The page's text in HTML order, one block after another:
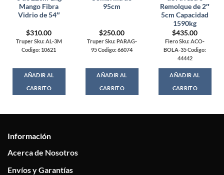
Mango Fibra
Vidrio de 54″
$310.00
Truper Sku: AL-3M
Codigo: 10621
AÑADIR AL
CARRITO
95cm
$250.00
Truper Sku: PARAG-
95 Codigo: 66074
AÑADIR AL
CARRITO
Remolque de 2″
5cm Capacidad
1590kg
$435.00
Fiero Sku: ACO-
BOLA-35 Codigo:
44442
AÑADIR AL
CARRITO
Información
Acerca de Nosotros
Envíos y Garantías